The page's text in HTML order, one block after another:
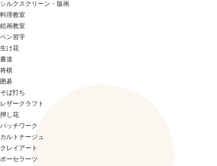
シルクスクリーン・版画
料理教室
絵画教室
ペン習字
生け花
書道
将棋
囲碁
そば打ち
レザークラフト
押し花
パッチワーク
カルトナージュ
クレイアート
ポーセラーツ